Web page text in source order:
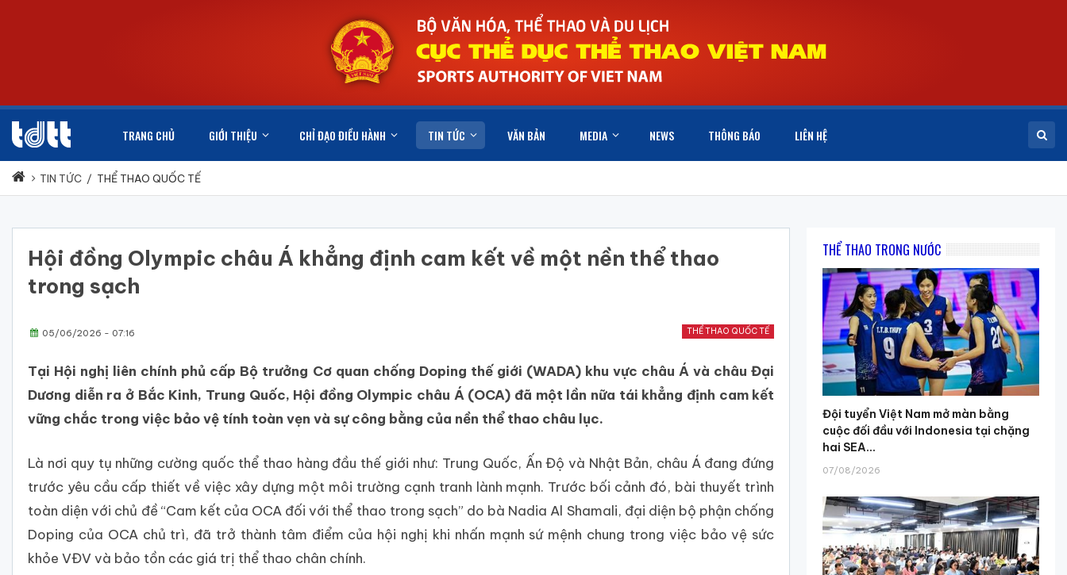
TRANG CHỦ GIỚI THIỆU CHỈ ĐẠO ĐIỀU HÀNH TIN TỨC VĂN BẢN MEDIA NEWS THÔNG BÁO LIÊN HỆ
TIN TỨC / THỂ THAO QUỐC TẾ
Hội đồng Olympic châu Á khẳng định cam kết về một nền thể thao
trong sạch
THỂ THAO QUỐC TẾ
05/06/2026 - 07:16
Tại Hội nghị liên chính phủ cấp Bộ trưởng Cơ quan chống Doping thế giới (WADA) khu vực châu Á và châu Đại
Dương diễn ra ở Bắc Kinh, Trung Quốc, Hội đồng Olympic châu Á (OCA) đã một lần nữa tái khẳng định cam kết
vững chắc trong việc bảo vệ tính toàn vẹn và sự công bằng của nền thể thao châu lục.
Là nơi quy tụ những cường quốc thể thao hàng đầu thế giới như: Trung Quốc, Ấn Độ và Nhật Bản, châu Á đang đứng
trước yêu cầu cấp thiết về việc xây dựng một môi trường cạnh tranh lành mạnh. Trước bối cảnh đó, bài thuyết trình
toàn diện với chủ đề “Cam kết của OCA đối với thể thao trong sạch” do bà Nadia Al Shamali, đại diện bộ phận chống
Doping của OCA chủ trì, đã trở thành tâm điểm của hội nghị khi nhấn mạnh sứ mệnh chung trong việc bảo vệ sức
khỏe VĐV và bảo tồn các giá trị thể thao chân chính.
THỂ THAO TRONG NƯỚC
Đội tuyển Việt Nam mở màn bằng
cuộc đối đầu với Indonesia tại chặng
hai SEA...
07/08/2026